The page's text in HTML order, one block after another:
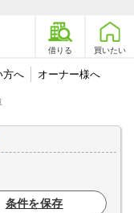
借りる 買いたい
方へ オーナー様へ
条件を保存